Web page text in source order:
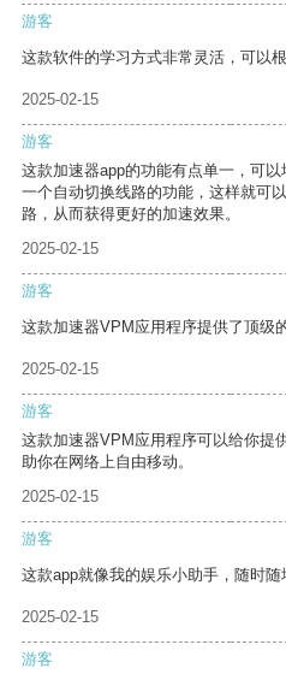
游客
这款软件的学习方式非常灵活，可以
2025-02-15
游客
这款加速器app的功能有点单一，可
一个自动切换线路的功能，这样就可
路，从而获得更好的加速效果。
2025-02-15
游客
这款加速器VPM应用程序提供了顶级
2025-02-15
游客
这款加速器VPM应用程序可以给你提
助你在网络上自由移动。
2025-02-15
游客
这款app就像我的娱乐小助手，随时随
2025-02-15
游客